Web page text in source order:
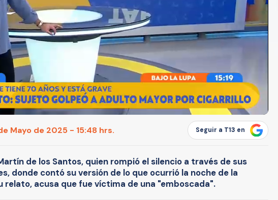
Mayo de 2025 - 15:48 hrs. Seguir a T13 en
de los Santos, quien rompió el silencio a través de sus
donde contó su versión de lo que ocurrió la noche de la
relato, acusa que fue víctima de una "emboscada".